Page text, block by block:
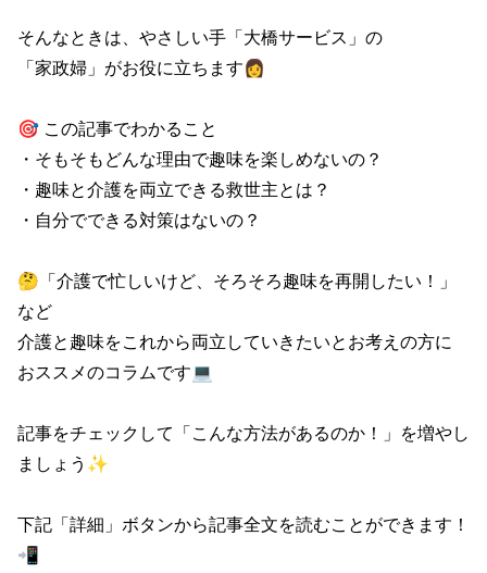
そんなときは、やさしい手「大橋サービス」の
「家政婦」がお役に立ちます👩
🎯 この記事でわかること
・そもそもどんな理由で趣味を楽しめないの？
・趣味と介護を両立できる救世主とは？
・自分でできる対策はないの？
🤔「介護で忙しいけど、そろそろ趣味を再開したい！」
など
介護と趣味をこれから両立していきたいとお考えの方に
おススメのコラムです💻
記事をチェックして「こんな方法があるのか！」を増やし
ましょう✨
下記「詳細」ボタンから記事全文を読むことができます！
📲